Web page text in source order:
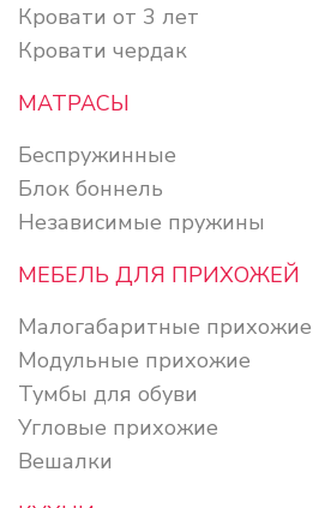
Кровати от 3 лет
Кровати чердак
МАТРАСЫ
Беспружинные
Блок боннель
Независимые пружины
МЕБЕЛЬ ДЛЯ ПРИХОЖЕЙ
Малогабаритные прихожие
Модульные прихожие
Тумбы для обуви
Угловые прихожие
Вешалки